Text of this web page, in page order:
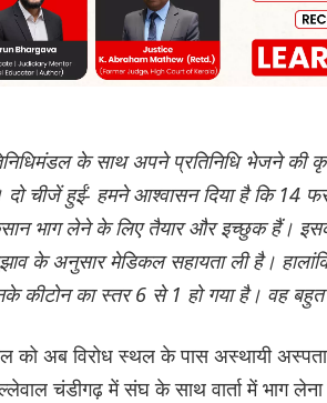
के साथ अपने प्रतिनिधि भेजने की
चीजें हुईं- हमने आश्वासन दिया है कि 14
किसान भाग लेने के लिए तैयार और इच्छुक हैं।
के अनुसार मेडिकल सहायता ली है।
कीटोन का स्तर 6 से 1 हो गया है। वह
को अब विरोध स्थल के पास अस्थायी
चंडीगढ़ में संघ के साथ वार्ता में भाग